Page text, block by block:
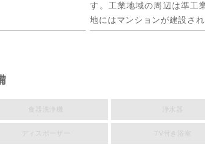
す。工業地域の周辺は準工
地にはマンションが建設さ
食器洗浄機 浄水器
ディスポーザー TV付き浴室